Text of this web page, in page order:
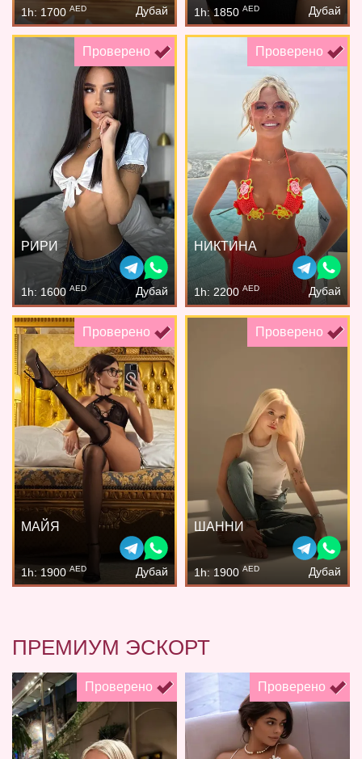
1h: 1700 AED Дубай 1h: 1850 AED Дубай
Проверено
РИРИ
1h: 1600 AED Дубай
Проверено
НИКТИНА
1h: 2200 AED Дубай
Проверено
МАЙЯ
1h: 1900 AED Дубай
Проверено
ШАННИ
1h: 1900 AED Дубай
ПРЕМИУМ ЭСКОРТ
Проверено Проверено